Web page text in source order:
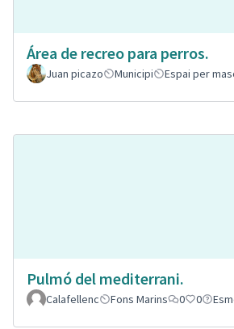
Área de recreo para perros.
Juan picazo
Municipi Espai per
Pulmó del mediterrani.
Calafellenc
Fons Marins 0 0